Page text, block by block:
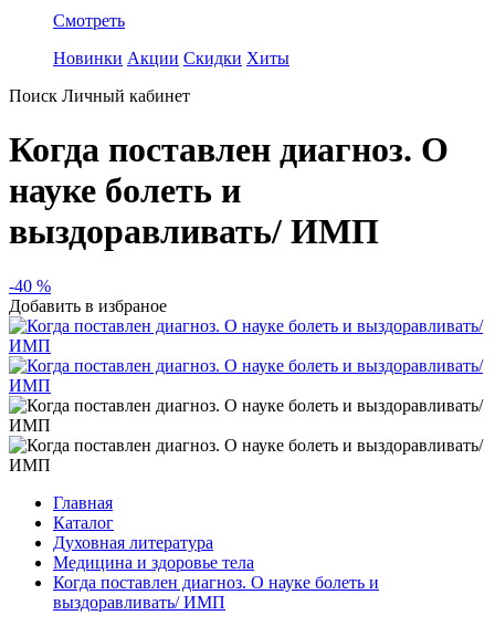
Смотреть
Новинки Акции Скидки Хиты
Поиск Личный кабинет
Когда поставлен диагноз. О
науке болеть и
выздоравливать/ ИМП
-40 %
Добавить в избраное
Главная
Каталог
Духовная литература
Медицина и здоровье тела
Когда поставлен диагноз. О науке болеть и
выздоравливать/ ИМП